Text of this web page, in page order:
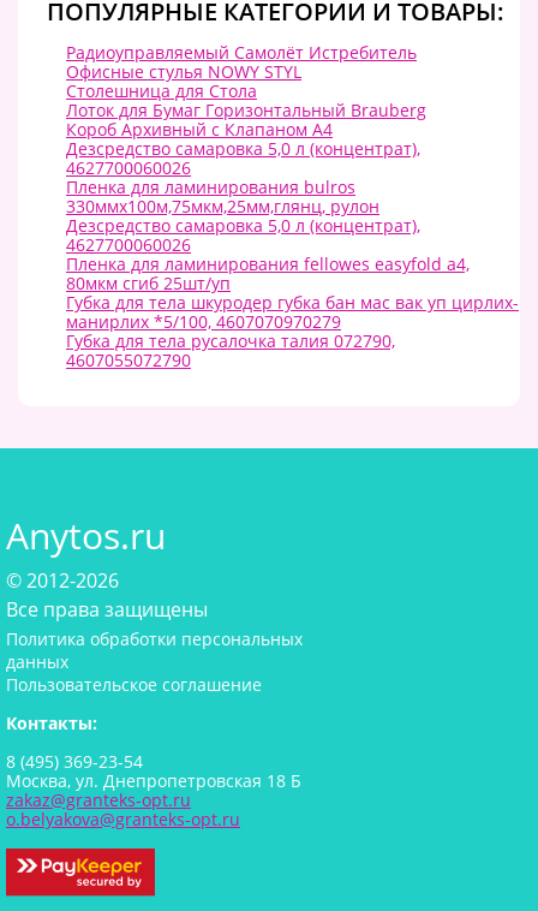
ПОПУЛЯРНЫЕ КАТЕГОРИИ И ТОВАРЫ:
Радиоуправляемый Самолёт Истребитель
Офисные стулья NOWY STYL
Столешница для Стола
Лоток для Бумаг Горизонтальный Brauberg
Короб Архивный с Клапаном А4
Дезсредство самаровка 5,0 л (концентрат),
4627700060026
Пленка для ламинирования bulros
330ммх100м,75мкм,25мм,глянц, рулон
Дезсредство самаровка 5,0 л (концентрат),
4627700060026
Пленка для ламинирования fellowes easyfold а4,
80мкм сгиб 25шт/уп
Губка для тела шкуродер губка бан мас вак уп цирлих-
манирлих *5/100, 4607070970279
Губка для тела русалочка талия 072790,
4607055072790
Anytos.ru
© 2012-2026
Все права защищены
Политика обработки персональных
данных
Пользовательское соглашение
Контакты:
8 (495) 369-23-54
Москва, ул. Днепропетровская 18 Б
zakaz@granteks-opt.ru
o.belyakova@granteks-opt.ru